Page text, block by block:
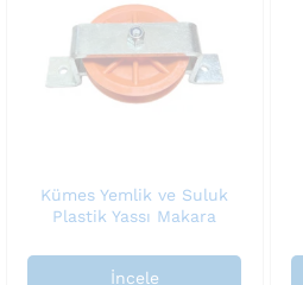
Kümes Yemlik ve Suluk
Plastik Yassı Makara
İncele